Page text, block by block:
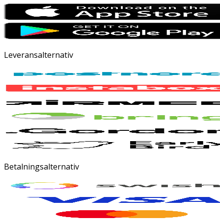
Leveransalternativ
Betalningsalternativ